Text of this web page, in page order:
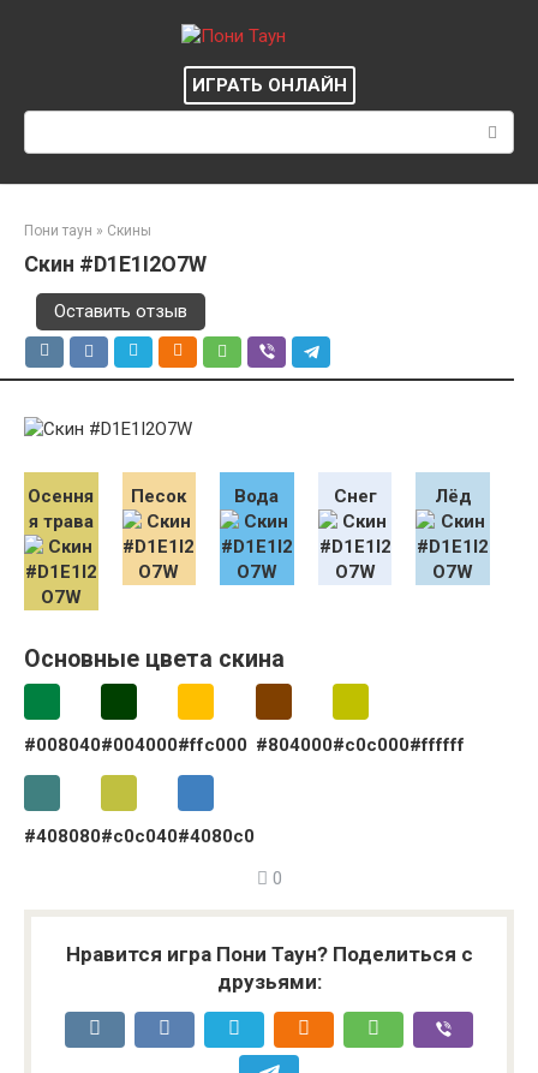
ИГРАТЬ ОНЛАЙН
Пони таун » Скины
Скин #D1E1I2O7W
Оставить отзыв
Осення
я трава
Песок Вода Снег Лёд
Основные цвета скина
#008040#004000#ffc000 #804000#c0c000#ffffff
#408080#c0c040#4080c0
0
Нравится игра Пони Таун? Поделиться с
друзьями: